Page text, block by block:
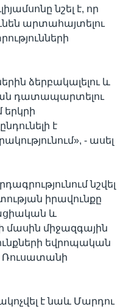
նշել է, որ
արտահայտելու
ձերբակալելու և
դատապարտելու
է
- ասել
նշվել
իրավունքը
և
մասին միջազգային
եվրոպական
Ռուսատանի
է նաև Մարդու